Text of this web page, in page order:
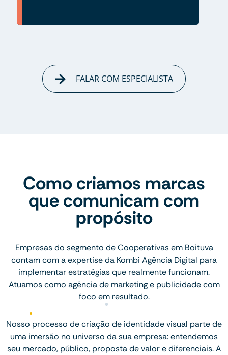
FALAR COM ESPECIALISTA
Como criamos marcas
que comunicam com
propósito
Empresas do segmento de Cooperativas em Boituva
contam com a expertise da Kombi Agência Digital para
implementar estratégias que realmente funcionam.
Atuamos como agência de marketing e publicidade com
foco em resultado.
Nosso processo de criação de identidade visual parte de
uma imersão no universo da sua empresa: entendemos
seu mercado, público, proposta de valor e diferenciais. A